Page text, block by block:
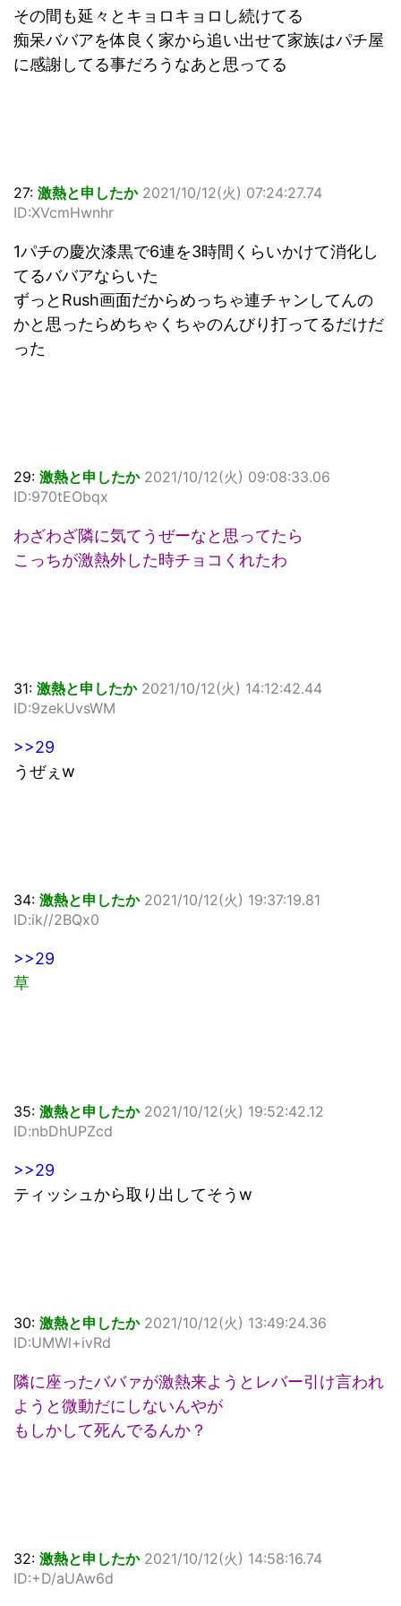
その間も延々とキョロキョロし続けてる
痴呆ババアを体良く家から追い出せて家族はパチ屋
に感謝してる事だろうなあと思ってる
27: 激熱と申したか 2021/10/12(火) 07:24:27.74
ID:XVcmHwnhr
1パチの慶次漆黒で6連を3時間くらいかけて消化し
てるババアならいた
ずっとRush画面だからめっちゃ連チャンしてんの
かと思ったらめちゃくちゃのんびり打ってるだけだ
った
29: 激熱と申したか 2021/10/12(火) 09:08:33.06
ID:970tEObqx
わざわざ隣に気てうぜーなと思ってたら
こっちが激熱外した時チョコくれたわ
31: 激熱と申したか 2021/10/12(火) 14:12:42.44
ID:9zekUvsWM
>>29
うぜぇw
34: 激熱と申したか 2021/10/12(火) 19:37:19.81
ID:ik//2BQx0
>>29
草
35: 激熱と申したか 2021/10/12(火) 19:52:42.12
ID:nbDhUPZcd
>>29
ティッシュから取り出してそうw
30: 激熱と申したか 2021/10/12(火) 13:49:24.36
ID:UMWl+ivRd
隣に座ったババァが激熱来ようとレバー引け言われ
ようと微動だにしないんやが
もしかして死んでるんか？
32: 激熱と申したか 2021/10/12(火) 14:58:16.74
ID:+D/aUAw6d